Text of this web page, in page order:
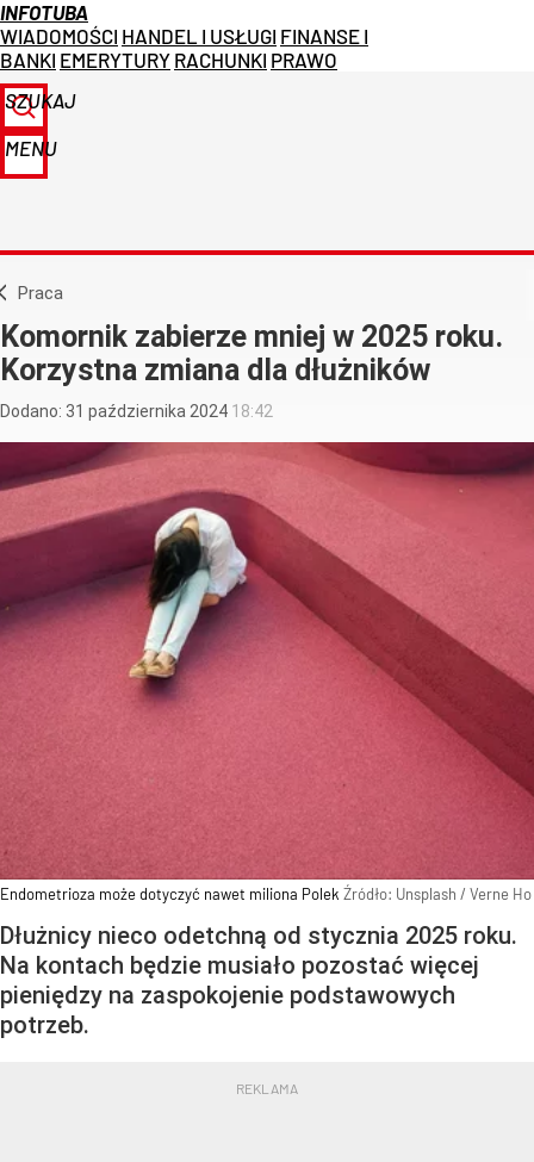
INFOTUBA
WIADOMOŚCI HANDEL I USŁUGI FINANSE I
BANKI EMERYTURY RACHUNKI PRAWO
SZUKAJ
MENU
Praca
Komornik zabierze mniej w 2025 roku.
Korzystna zmiana dla dłużników
Dodano: 31 października 2024 18:42
Endometrioza może dotyczyć nawet miliona Polek Źródło: Unsplash / Verne Ho
Dłużnicy nieco odetchną od stycznia 2025 roku.
Na kontach będzie musiało pozostać więcej
pieniędzy na zaspokojenie podstawowych
potrzeb.